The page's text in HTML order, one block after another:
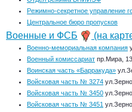
Режимно-секретное управление
Центральное бюро пропусков
Военные и ФСБ (на
Военно-мемориальная компания
Военный комиссариат пр.Мира, 13
Воинская часть «Барракуда»
Войсковая часть № 3274
Войсковая часть № 3450
Войсковая часть № 3451